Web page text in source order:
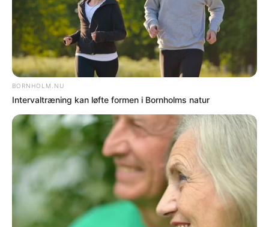
”hovedvejene” og cykler derfra.
Så skån miljøet og stop hysteriet med
unødvendig saltning.
Med venlig hilsen
Steen Paldan
Bøgeløkken 15
3700 Rønne